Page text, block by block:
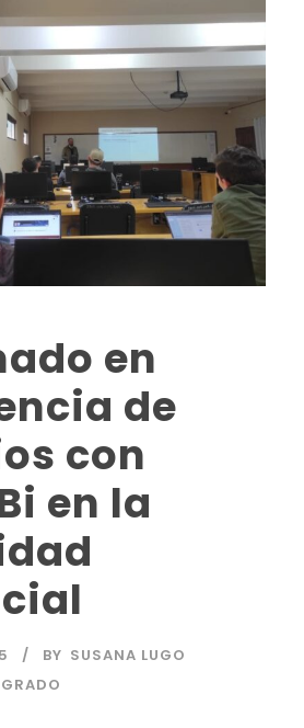
en
de
con
en la
BY SUSANA LUGO